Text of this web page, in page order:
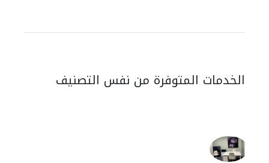
الخدمات المتوفرة من نفس التصنيف